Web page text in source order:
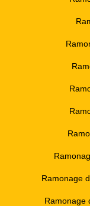
Ramonage
Ramonage